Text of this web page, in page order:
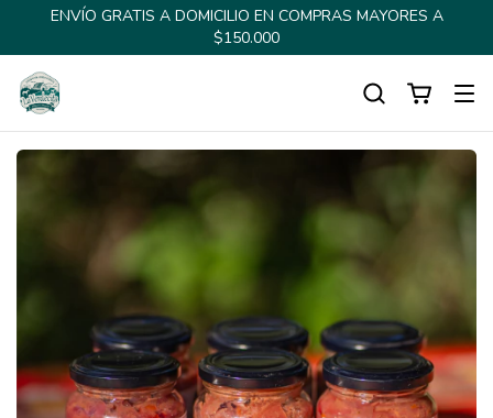
ENVÍO GRATIS A DOMICILIO EN COMPRAS MAYORES A
$150.000